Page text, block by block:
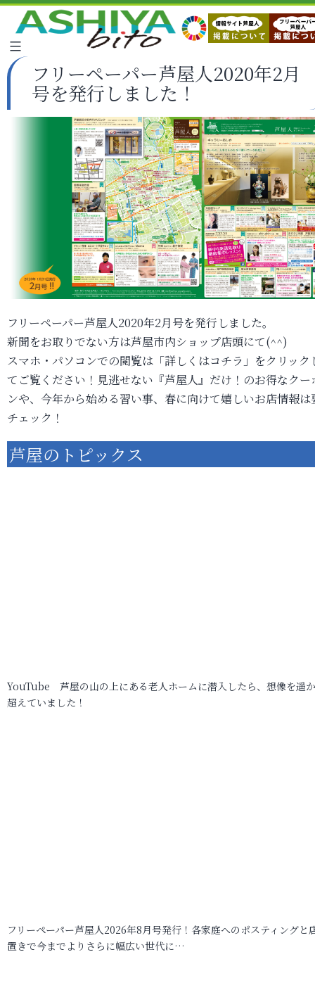
フリーペーパー芦屋人2020年2月
号を発行しました！
フリーペーパー芦屋人2020年2月号を発行しました。
新聞をお取りでない方は芦屋市内ショップ店頭にて(^^)
スマホ・パソコンでの閲覧は「詳しくはコチラ」をクリック
てご覧ください！見逃せない『芦屋人』だけ！のお得なクー
ンや、今年から始める習い事、春に向けて嬉しいお店情報は
チェック！
芦屋のトピックス
YouTube 芦屋の山の上にある老人ホームに潜入したら、想像を遥
超えていました！
フリーペーパー芦屋人2026年8月号発行！各家庭へのポスティングと
置きで今までよりさらに幅広い世代に…